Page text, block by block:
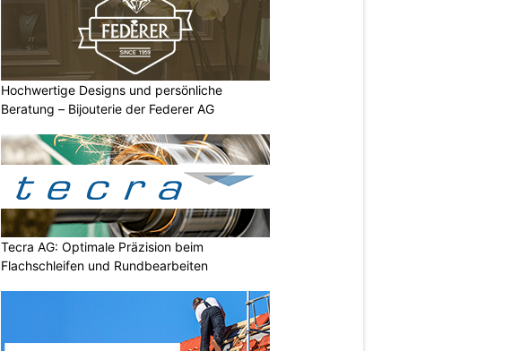
Hochwertige Designs und persönliche
Beratung – Bijouterie der Federer AG
Tecra AG: Optimale Präzision beim
Flachschleifen und Rundbearbeiten